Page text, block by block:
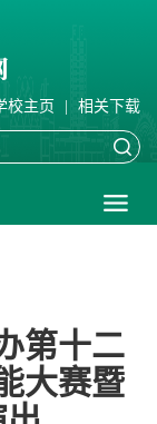
校主页 相关下载
第十二
大赛暨